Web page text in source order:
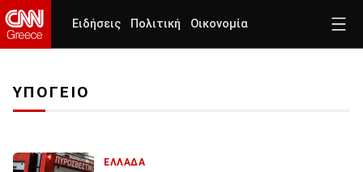
Ειδήσεις Πολιτική Οικονομία
ΥΠΟΓΕΙΟ
ΕΛΛΑΔΑ